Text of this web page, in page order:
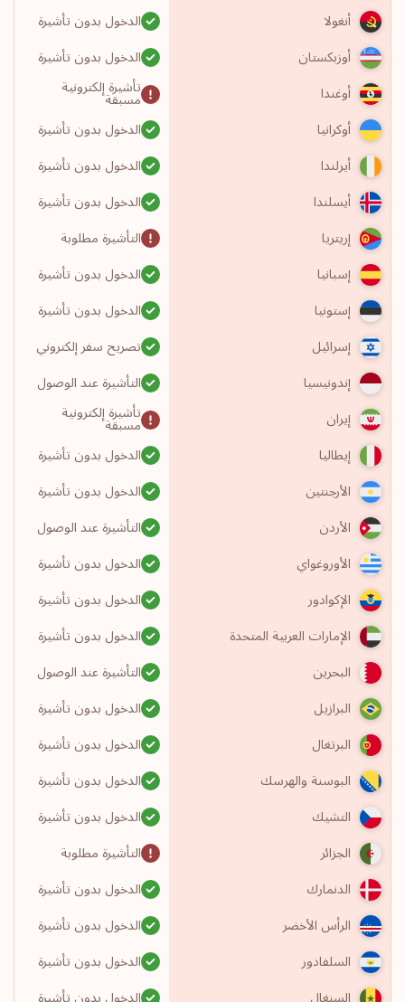
أنغولا
الدخول بدون تأشيرة
أوزبكستان
الدخول بدون تأشيرة
أوغندا
تأشيرة إلكترونية
مسبقة
أوكرانيا
الدخول بدون تأشيرة
أيرلندا
الدخول بدون تأشيرة
أيسلندا
الدخول بدون تأشيرة
إريتريا
التأشيرة مطلوبة
إسبانيا
الدخول بدون تأشيرة
إستونيا
الدخول بدون تأشيرة
إسرائيل
تصريح سفر إلكتروني
إندونيسيا
التأشيرة عند الوصول
إيران
تأشيرة إلكترونية
مسبقة
إيطاليا
الدخول بدون تأشيرة
الأرجنتين
الدخول بدون تأشيرة
الأردن
التأشيرة عند الوصول
الأوروغواي
الدخول بدون تأشيرة
الإكوادور
الدخول بدون تأشيرة
الإمارات العربية المتحدة
الدخول بدون تأشيرة
البحرين
التأشيرة عند الوصول
البرازيل
الدخول بدون تأشيرة
البرتغال
الدخول بدون تأشيرة
البوسنة والهرسك
الدخول بدون تأشيرة
التشيك
الدخول بدون تأشيرة
الجزائر
التأشيرة مطلوبة
الدنمارك
الدخول بدون تأشيرة
الرأس الأخضر
الدخول بدون تأشيرة
السلفادور
الدخول بدون تأشيرة